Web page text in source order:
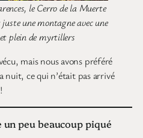
le Cerro de la Muerte
juste une montagne avec une
plein de myrtillers
mais nous avons préféré
ce qui n’était pas arrivé
peu beaucoup piqué